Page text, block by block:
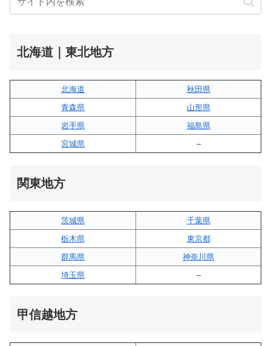
北海道｜東北地方
北海道
秋田県
青森県
山形県
岩手県
福島県
宮城県
–
関東地方
茨城県
千葉県
栃木県
東京都
群馬県
神奈川県
埼玉県
–
甲信越地方